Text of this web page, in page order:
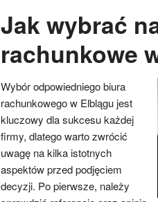
Jak wybrać
rachunkowe
Wybór odpowiedniego biura
rachunkowego w Elblągu jest
kluczowy dla sukcesu każdej
firmy, dlatego warto zwrócić
uwagę na kilka istotnych
aspektów przed podjęciem
decyzji. Po pierwsze, należy